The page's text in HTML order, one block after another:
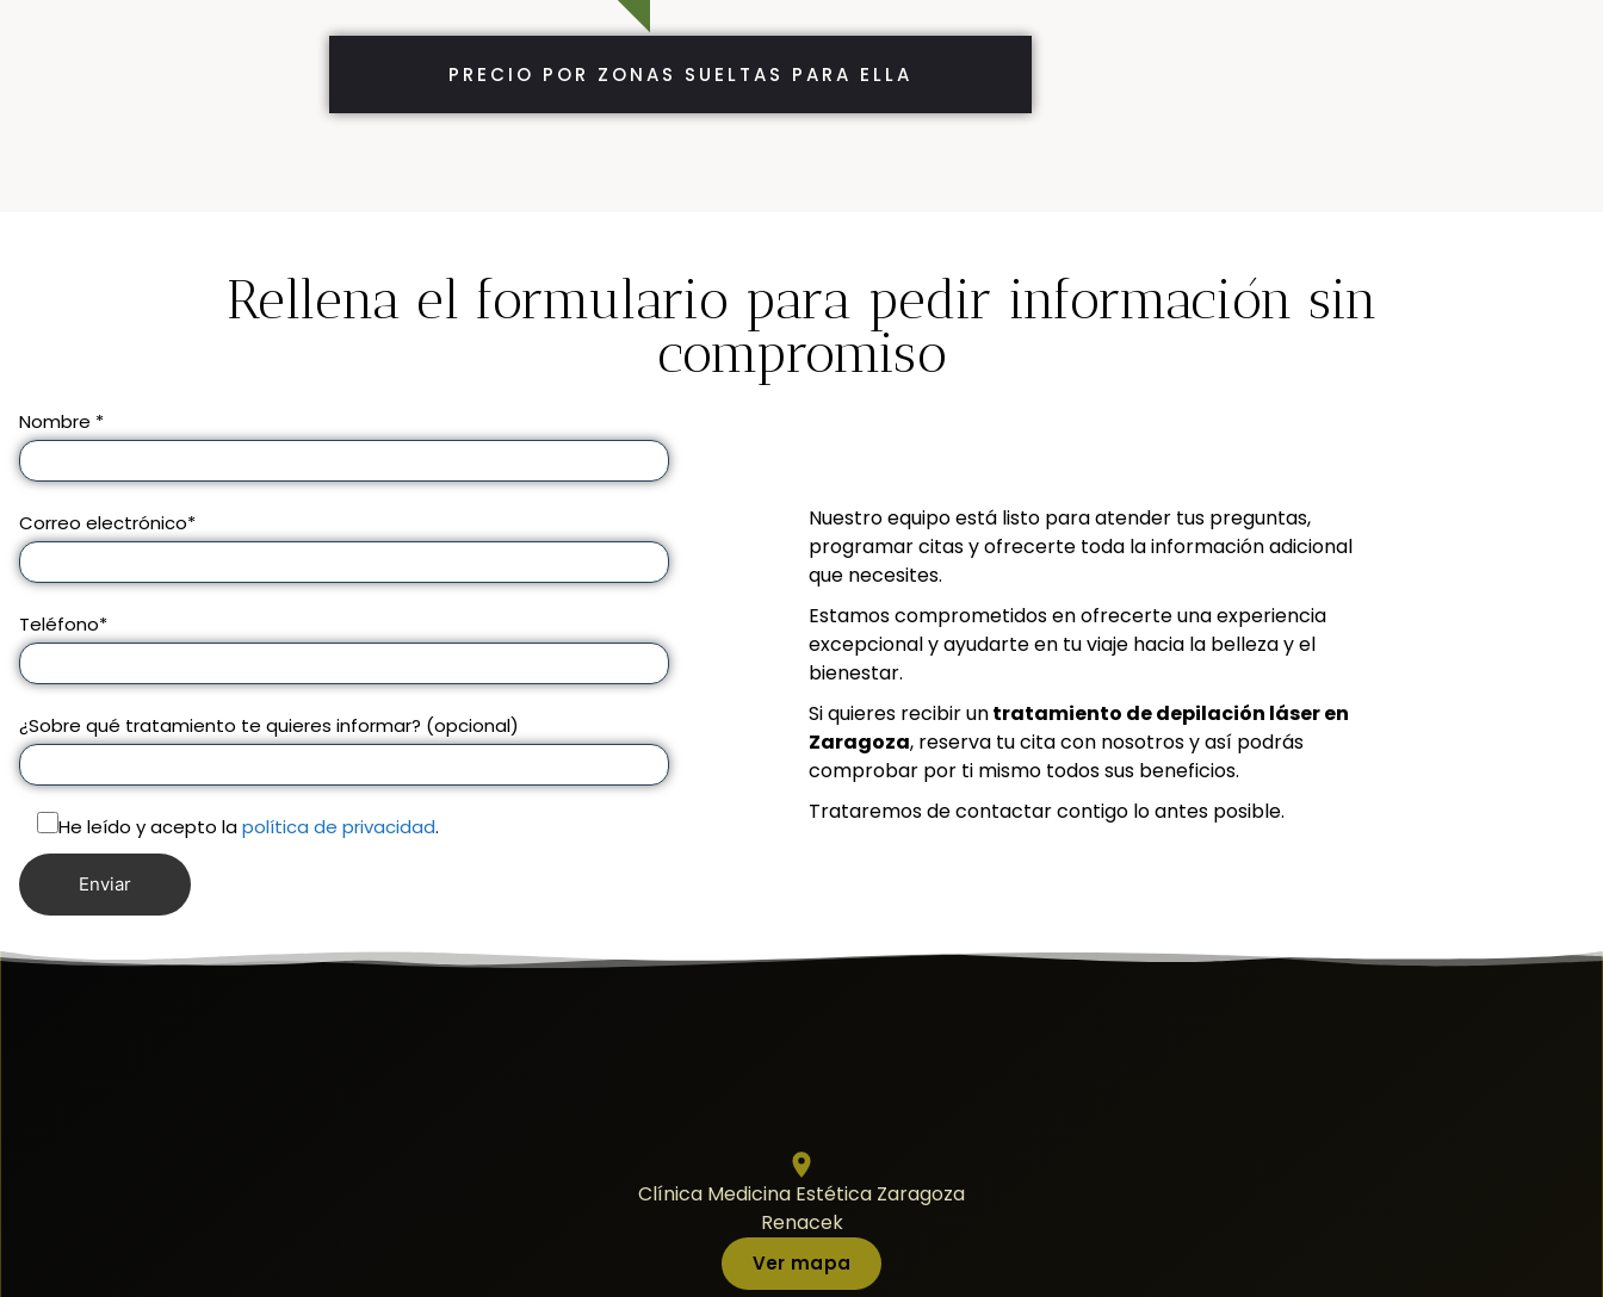
PRECIO POR ZONAS SUELTAS PARA ELLA
Rellena el formulario para pedir información sin
compromiso
Nombre *
Correo electrónico*
Teléfono*
¿Sobre qué tratamiento te quieres informar? (opcional)
He leído y acepto lapolítica de privacidad.
Nuestro equipo está listo para atender tus preguntas,
programar citas y ofrecerte toda la información adicional
que necesites.
Estamos comprometidos en ofrecerte una experiencia
excepcional y ayudarte en tu viaje hacia la belleza y el
bienestar.
Si quieres recibir untratamiento de depilación láser en
Zaragoza, reserva tu cita con nosotros y así podrás
comprobar por ti mismo todos sus beneficios.
Trataremos de contactar contigo lo antes posible.
Clínica Medicina Estética Zaragoza
Renacek
Ver mapa